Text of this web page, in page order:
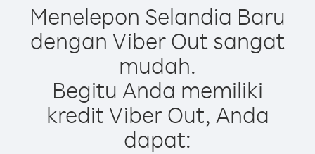
Menelepon Selandia Baru
dengan Viber Out sangat
mudah.
Begitu Anda memiliki
kredit Viber Out, Anda
dapat: